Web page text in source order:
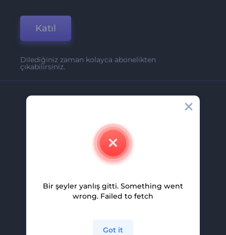
Katıl
Dilediğiniz zaman kolayca abonelikten
çıkabilirsiniz.
İletişim
Kariyer
Ortaklık Programı
Bir şeyler yanlış gitti. Something went
wrong. Failed to fetch
Got it